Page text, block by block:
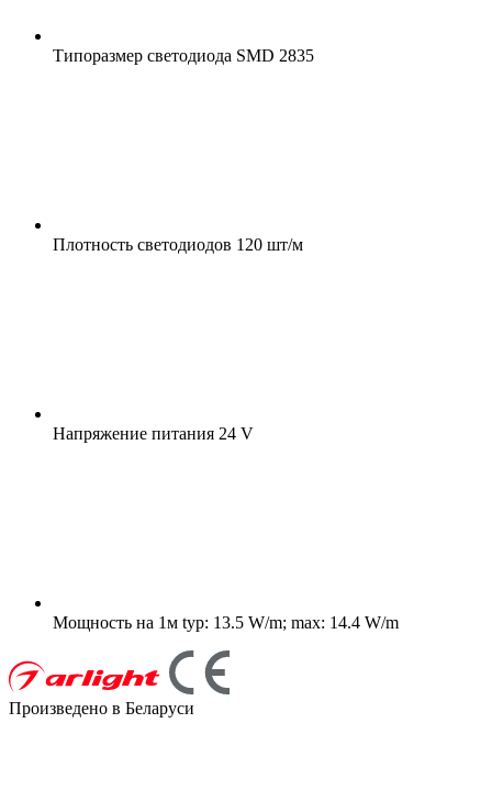
Типоразмер светодиода SMD 2835
Плотность светодиодов 120 шт/м
Напряжение питания 24 V
Мощность на 1м typ: 13.5 W/m; max: 14.4 W/m
Произведено в Беларуси